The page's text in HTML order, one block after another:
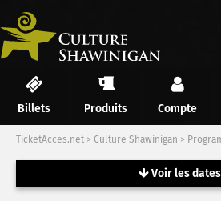
Billets Produits Compte
TicketAcces.net > Culture Shawinigan >
Voir les dates